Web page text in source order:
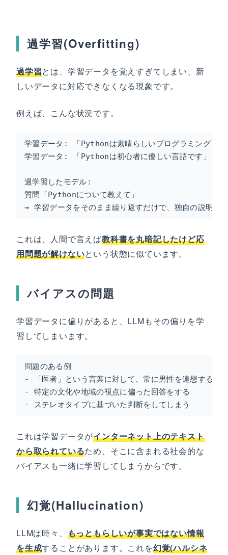
過学習(Overfitting)
過学習とは、学習データを覚えすぎてしまい、新
しいデータに対応できなくなる現象です。
例えば、こんな状況です。
学習データ: 「Pythonは素晴らしいプログラミング言語
学習データ: 「Pythonは初心者に優しい言語です」
過学習したモデル:
質問「Pythonについて教えて」
→ 学習データをそのまま繰り返すだけで、独自の説明が
これは、人間で言えば教科書を丸暗記したけど応
用問題が解けないという状態に似ています。
バイアスの問題
学習データに偏りがあると、LLMもその偏りを学
習してしまいます。
問題のある例
- 「医者」という言葉に対して、常に男性を連想する
- 特定の文化や地域の視点に偏った回答をする
- ステレオタイプに基づいた判断をしてしまう
これは学習データがインターネット上のテキスト
から取られているため、そこに含まれる社会的な
バイアスも一緒に学習してしまうからです。
幻覚(Hallucination)
LLMは時々、 もっともらしいが事実ではない情報
を生成することがあります。これを幻覚(ハルシネ